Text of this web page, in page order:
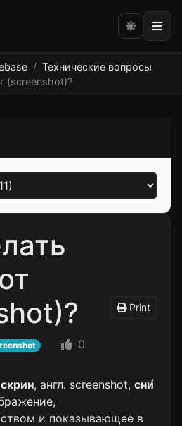
Технические вопросы
(screenshot)?
Print
0
скрин, англ. screenshot, сни́
и показывающее в